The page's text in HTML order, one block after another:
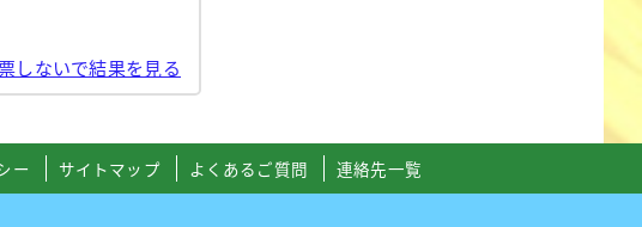
しないで結果を見る
ー サイトマップ よくあるご質問 連絡先一覧